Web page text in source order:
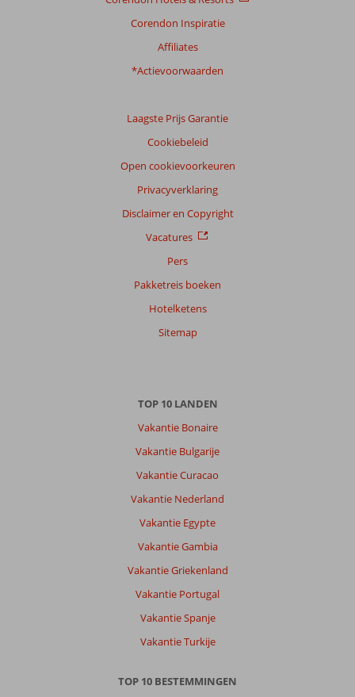
Corendon Inspiratie
Affiliates
*Actievoorwaarden
Laagste Prijs Garantie
Cookiebeleid
Open cookievoorkeuren
Privacyverklaring
Disclaimer en Copyright
Vacatures
Pers
Pakketreis boeken
Hotelketens
Sitemap
TOP 10 LANDEN
Vakantie Bonaire
Vakantie Bulgarije
Vakantie Curacao
Vakantie Nederland
Vakantie Egypte
Vakantie Gambia
Vakantie Griekenland
Vakantie Portugal
Vakantie Spanje
Vakantie Turkije
TOP 10 BESTEMMINGEN